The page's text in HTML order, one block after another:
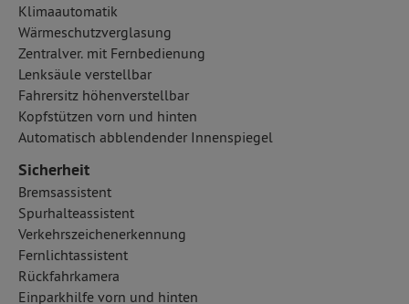
Klimaautomatik
Wärmeschutzverglasung
Zentralver. mit Fernbedienung
Lenksäule verstellbar
Fahrersitz höhenverstellbar
Kopfstützen vorn und hinten
Automatisch abblendender Innenspiegel
Sicherheit
Bremsassistent
Spurhalteassistent
Verkehrszeichenerkennung
Fernlichtassistent
Rückfahrkamera
Einparkhilfe vorn und hinten